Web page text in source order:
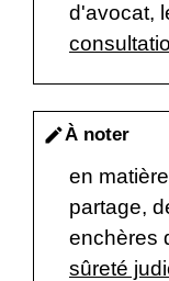
d'avocat,
editÀ noter
en
partage,
enchères
sûreté